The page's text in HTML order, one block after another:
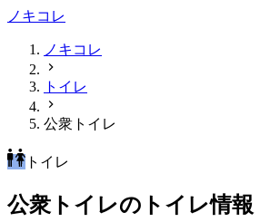
ノキコレ
ノキコレ
トイレ
公衆トイレ
トイレ
公衆トイレのトイレ情報